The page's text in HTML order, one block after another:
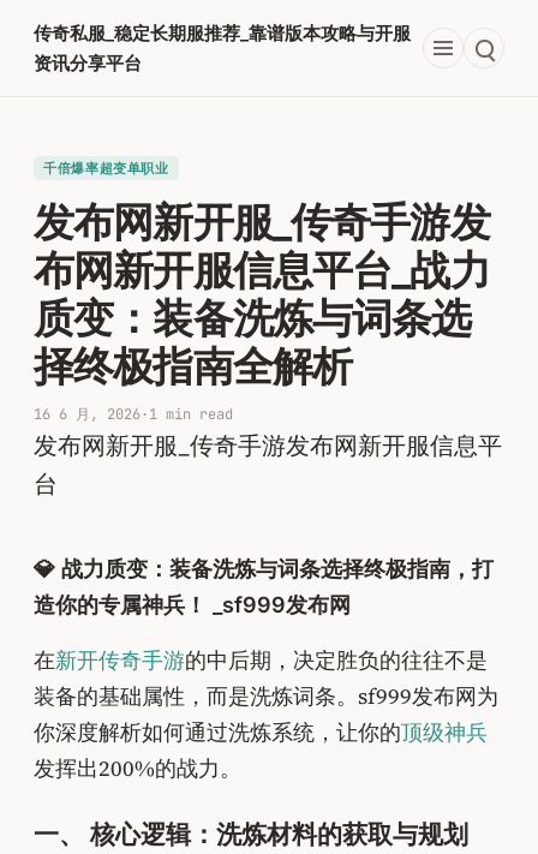
内
传奇私服_稳定长期服推荐_靠谱版本攻略与开服
资讯分享平台
千倍爆率超变单职业​
发布网新开服_传奇手游发
布网新开服信息平台_战力
质变：装备洗炼与词条选
择终极指南全解析
16 6 月, 2026·1 min read
发布网新开服_传奇手游发布网新开服信息平
台
💎 战力质变：装备洗炼与词条选择终极指南，打
造你的专属神兵！ _sf999发布网
在新开传奇手游的中后期，决定胜负的往往不是
装备的基础属性，而是洗炼词条。sf999发布网为
你深度解析如何通过洗炼系统，让你的顶级神兵
发挥出200%的战力。
一、 核心逻辑：洗炼材料的获取与规划